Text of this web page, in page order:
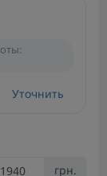
Уточнить
грн.